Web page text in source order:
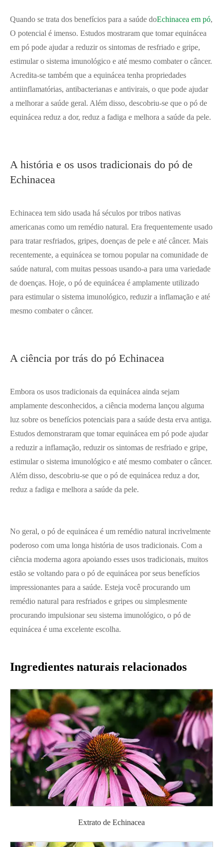
Quando se trata dos benefícios para a saúde doEchinacea em pó,
O potencial é imenso. Estudos mostraram que tomar equinácea
em pó pode ajudar a reduzir os sintomas de resfriado e gripe,
estimular o sistema imunológico e até mesmo combater o câncer.
Acredita-se também que a equinácea tenha propriedades
antiinflamatórias, antibacterianas e antivirais, o que pode ajudar
a melhorar a saúde geral. Além disso, descobriu-se que o pó de
equinácea reduz a dor, reduz a fadiga e melhora a saúde da pele.
A história e os usos tradicionais do pó de
Echinacea
Echinacea tem sido usada há séculos por tribos nativas
americanas como um remédio natural. Era frequentemente usado
para tratar resfriados, gripes, doenças de pele e até câncer. Mais
recentemente, a equinácea se tornou popular na comunidade de
saúde natural, com muitas pessoas usando-a para uma variedade
de doenças. Hoje, o pó de equinácea é amplamente utilizado
para estimular o sistema imunológico, reduzir a inflamação e até
mesmo combater o câncer.
A ciência por trás do pó Echinacea
Embora os usos tradicionais da equinácea ainda sejam
amplamente desconhecidos, a ciência moderna lançou alguma
luz sobre os benefícios potenciais para a saúde desta erva antiga.
Estudos demonstraram que tomar equinácea em pó pode ajudar
a reduzir a inflamação, reduzir os sintomas de resfriado e gripe,
estimular o sistema imunológico e até mesmo combater o câncer.
Além disso, descobriu-se que o pó de equinácea reduz a dor,
reduz a fadiga e melhora a saúde da pele.
No geral, o pó de equinácea é um remédio natural incrivelmente
poderoso com uma longa história de usos tradicionais. Com a
ciência moderna agora apoiando esses usos tradicionais, muitos
estão se voltando para o pó de equinácea por seus benefícios
impressionantes para a saúde. Esteja você procurando um
remédio natural para resfriados e gripes ou simplesmente
procurando impulsionar seu sistema imunológico, o pó de
equinácea é uma excelente escolha.
Ingredientes naturais relacionados
Extrato de Echinacea